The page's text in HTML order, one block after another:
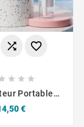
 
  
Portable
Rose€